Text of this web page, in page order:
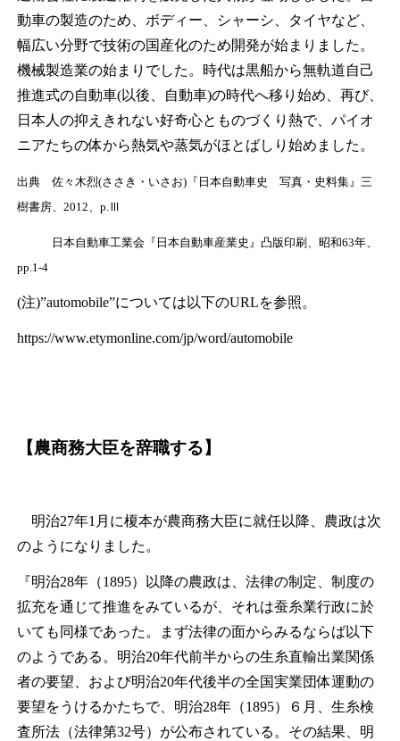
動車の製造のため、ボディー、シャーシ、タイヤなど、
幅広い分野で技術の国産化のため開発が始まりました。
機械製造業の始まりでした。時代は黒船から無軌道自己
推進式の自動車(以後、自動車)の時代へ移り始め、再び、
日本人の抑えきれない好奇心とものづくり熱で、パイオ
ニアたちの体から熱気や蒸気がほとばしり始めました。
出典 佐々木烈(ささき・いさお)『日本自動車史 写真・史料集』三
樹書房、2012、p.Ⅲ
日本自動車工業会『日本自動車産業史』凸版印刷、昭和63年、
pp.1-4
(注)”automobile”については以下のURLを参照。
https://www.etymonline.com/jp/word/automobile
【農商務大臣を辞職する】
明治27年1月に榎本が農商務大臣に就任以降、農政は次
のようになりました。
『明治28年（1895）以降の農政は、法律の制定、制度の
拡充を通じて推進をみているが、それは蚕糸業行政に於
いても同様であった。まず法律の面からみるならば以下
のようである。明治20年代前半からの生糸直輸出業関係
者の要望、および明治20年代後半の全国実業団体運動の
要望をうけるかたちで、明治28年（1895）６月、生糸検
査所法（法律第32号）が公布されている。その結果、明